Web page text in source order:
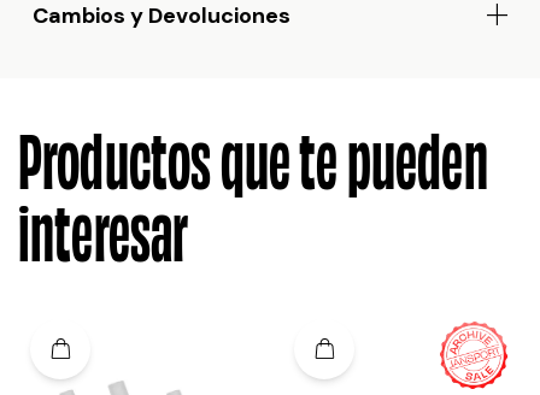
Cambios y Devoluciones
Productos que te pueden
interesar